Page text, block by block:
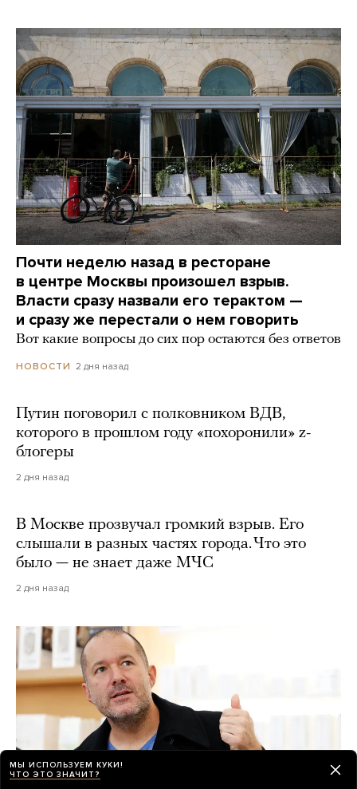
Почти неделю назад в ресторане
в центре Москвы произошел взрыв.
Власти сразу назвали его терактом —
и сразу же перестали о нем говорить
Вот какие вопросы до сих пор остаются без ответов
НОВОСТИ 2 дня назад
Путин поговорил с полковником ВДВ,
которого в прошлом году «похоронили» z-
блогеры
2 дня назад
В Москве прозвучал громкий взрыв. Его
слышали в разных частях города. Что это
было — не знает даже МЧС
2 дня назад
МЫ ИСПОЛЬЗУЕМ КУКИ!
ЧТО ЭТО ЗНАЧИТ?